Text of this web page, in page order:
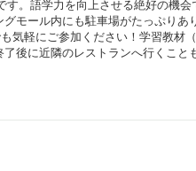
。語学力を向上させる絶好の機
モール内にも駐車場がたっぷり
気軽にご参加ください！学習教材
後に近隣のレストランへ行くこと